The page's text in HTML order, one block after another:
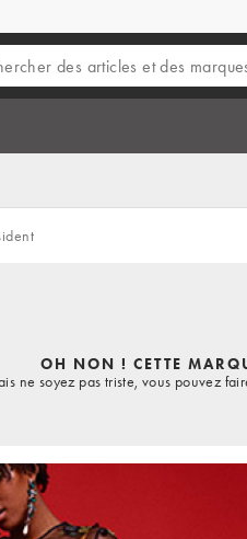
OH NON ! CETTE
ne soyez pas triste, vous pouvez